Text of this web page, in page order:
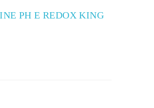
PH E REDOX KING